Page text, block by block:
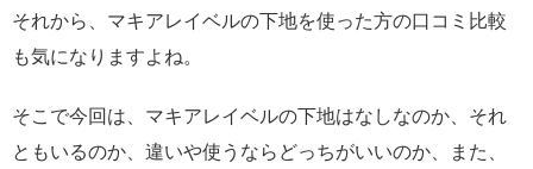
それから、マキアレイベルの下地を使った方の口コミ比較
も気になりますよね。
そこで今回は、マキアレイベルの下地はなしなのか、それ
ともいるのか、違いや使うならどっちがいいのか、また、